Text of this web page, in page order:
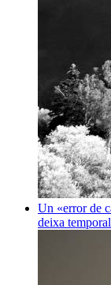
Un «error de
deixa